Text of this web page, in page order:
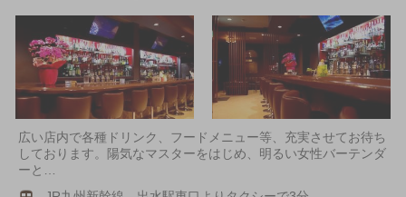
広い店内で各種ドリンク、フードメニュー等、充実させてお待ち
しております。陽気なマスターをはじめ、明るい女性バーテンダ
ーと…